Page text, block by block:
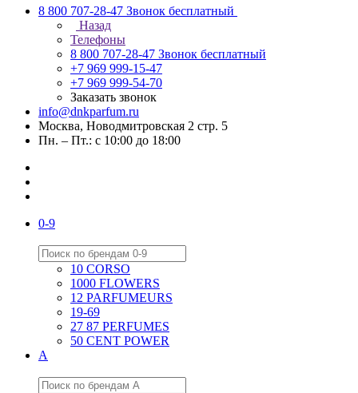
8 800 707-28-47 Звонок бесплатный
Назад
Телефоны
8 800 707-28-47 Звонок бесплатный
+7 969 999-15-47
+7 969 999-54-70
Заказать звонок
info@dnkparfum.ru
Москва, Новодмитровская 2 стр. 5
Пн. – Пт.: с 10:00 до 18:00
0-9
10 CORSO
1000 FLOWERS
12 PARFUMEURS
19-69
27 87 PERFUMES
50 CENT POWER
A